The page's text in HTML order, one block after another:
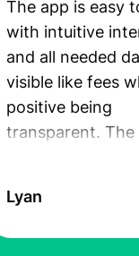
The app is easy
with intuitive
and all needed
visible like fees
positive being
transparent. The
the exchange
Lyan